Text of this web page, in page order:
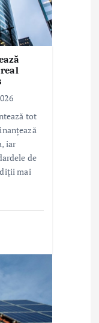
tot
iar
de
mai